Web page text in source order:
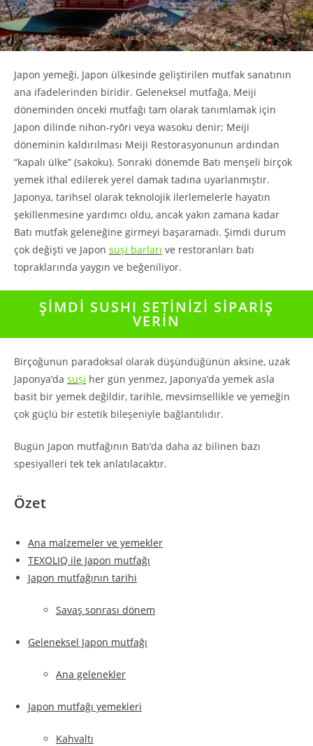
Japon yemeği, Japon ülkesinde geliştirilen mutfak sanatının
ana ifadelerinden biridir. Geleneksel mutfağa, Meiji
döneminden önceki mutfağı tam olarak tanımlamak için
Japon dilinde nihon-ryōri veya wasoku denir; Meiji
döneminin kaldırılması Meiji Restorasyonunun ardından
“kapalı ülke” (sakoku). Sonraki dönemde Batı menşeli birçok
yemek ithal edilerek yerel damak tadına uyarlanmıştır.
Japonya, tarihsel olarak teknolojik ilerlemelerle hayatın
şekillenmesine yardımcı oldu, ancak yakın zamana kadar
Batı mutfak geleneğine girmeyi başaramadı. Şimdi durum
çok değişti ve Japon suşi barları ve restoranları batı
topraklarında yaygın ve beğeniliyor.
ŞİMDİ SUSHI SETİNİZİ SİPARİŞ
VERİN
Birçoğunun paradoksal olarak düşündüğünün aksine, uzak
Japonya’da suşi her gün yenmez, Japonya’da yemek asla
basit bir yemek değildir, tarihle, mevsimsellikle ve yemeğin
çok güçlü bir estetik bileşeniyle bağlantılıdır.
Bugün Japon mutfağının Batı’da daha az bilinen bazı
spesiyalleri tek tek anlatılacaktır.
Özet
Ana malzemeler ve yemekler
TEXOLIQ ile Japon mutfağı
Japon mutfağının tarihi
Savaş sonrası dönem
Geleneksel Japon mutfağı
Ana gelenekler
Japon mutfağı yemekleri
Kahvaltı